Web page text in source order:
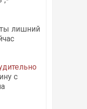
лишний
с